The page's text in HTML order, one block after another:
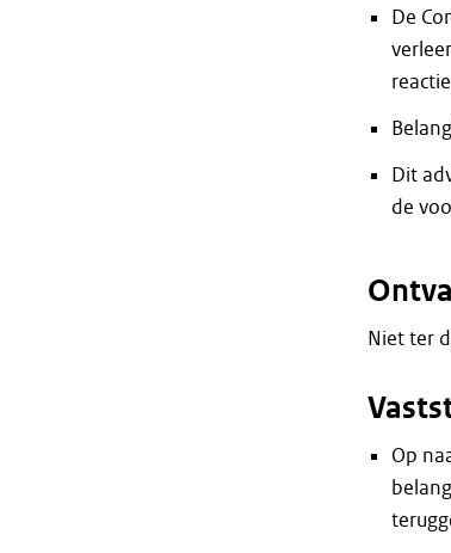
De
Dit
de
Niet ter
Op